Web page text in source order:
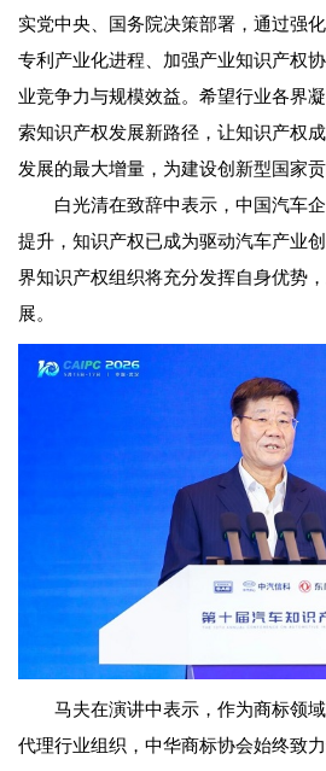
实党中央、国务院决策部署，通过强
专利产业化进程、加强产业知识产权
业竞争力与规模效益。希望行业各界
索知识产权发展新路径，让知识产权
发展的最大增量，为建设创新型国家贡
白光清在致辞中表示，中国汽车
提升，知识产权已成为驱动汽车产业
界知识产权组织将充分发挥自身优势
展。
马夫在演讲中表示，作为商标领
代理行业组织，中华商标协会始终致